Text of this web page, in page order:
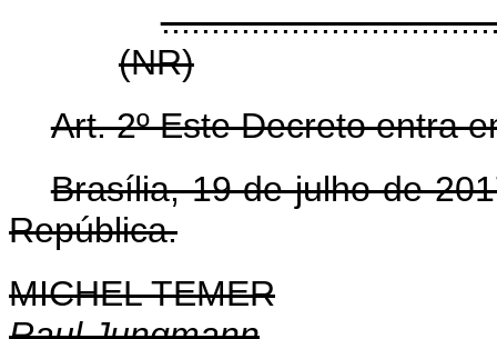
(NR)
Art. 2º Este Decreto entra
Brasília, 19 de julho de
República.
MICHEL TEMER